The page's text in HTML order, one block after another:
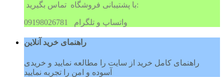
با پشتیبانی فروشگاه تماس بگیرید:
09198026781 واتساپ و تلگرام
راهنمای خرید آنلاین
راهنمای کامل خرید از سایت را مطالعه نمایید و خریدی
آسوده و امن را تجربه نمایید